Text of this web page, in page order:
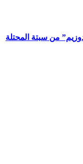
من سبتة المحتلة